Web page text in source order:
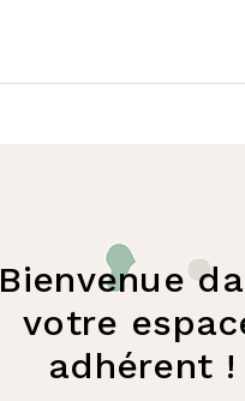
Bienvenue
votre
adhérent !